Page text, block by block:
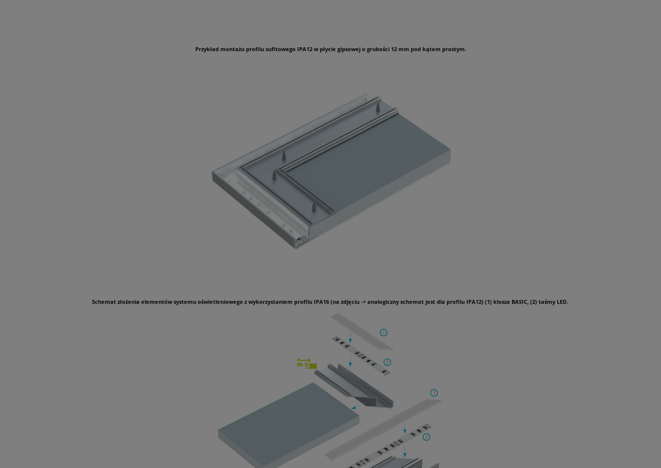
Przykład montażu profilu sufitowego IPA12 w płycie gipsowej o grubości 12 mm pod kątem prostym.
Schemat złożenia elementów systemu oświetleniowego z wykorzystaniem profilu IPA16 (na zdjęciu -> analogiczny schemat jest dla profilu IPA12) (1) klosza BASIC, (2) taśmy LED.